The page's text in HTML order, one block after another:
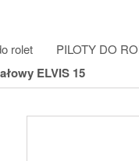
rolet PILOTY DO
ELVIS 15